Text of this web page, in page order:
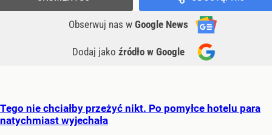
Obserwuj nas w Google News
Dodaj jako źródło w Google
Tego nie chciałby przeżyć nikt. Po pomyłce hotelu para
natychmiast wyjechała